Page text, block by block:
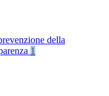
della
1